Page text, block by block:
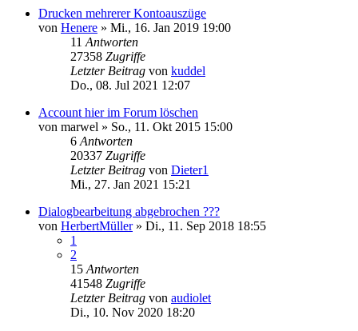
Drucken mehrerer Kontoauszüge
von Henere » Mi., 16. Jan 2019 19:00
11 Antworten
27358 Zugriffe
Letzter Beitrag von kuddel
Do., 08. Jul 2021 12:07
Account hier im Forum löschen
von marwel » So., 11. Okt 2015 15:00
6 Antworten
20337 Zugriffe
Letzter Beitrag von Dieter1
Mi., 27. Jan 2021 15:21
Dialogbearbeitung abgebrochen ???
von HerbertMüller» Di., 11. Sep 2018 18:55
1
2
15 Antworten
41548 Zugriffe
Letzter Beitrag von audiolet
Di., 10. Nov 2020 18:20